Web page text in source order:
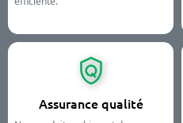
Assurance qualité